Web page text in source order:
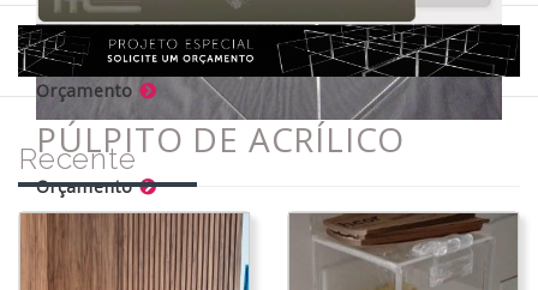
PÚLPITO DE ACRÍLICO
Orçamento
Porta sachês
Orçamento
Recente